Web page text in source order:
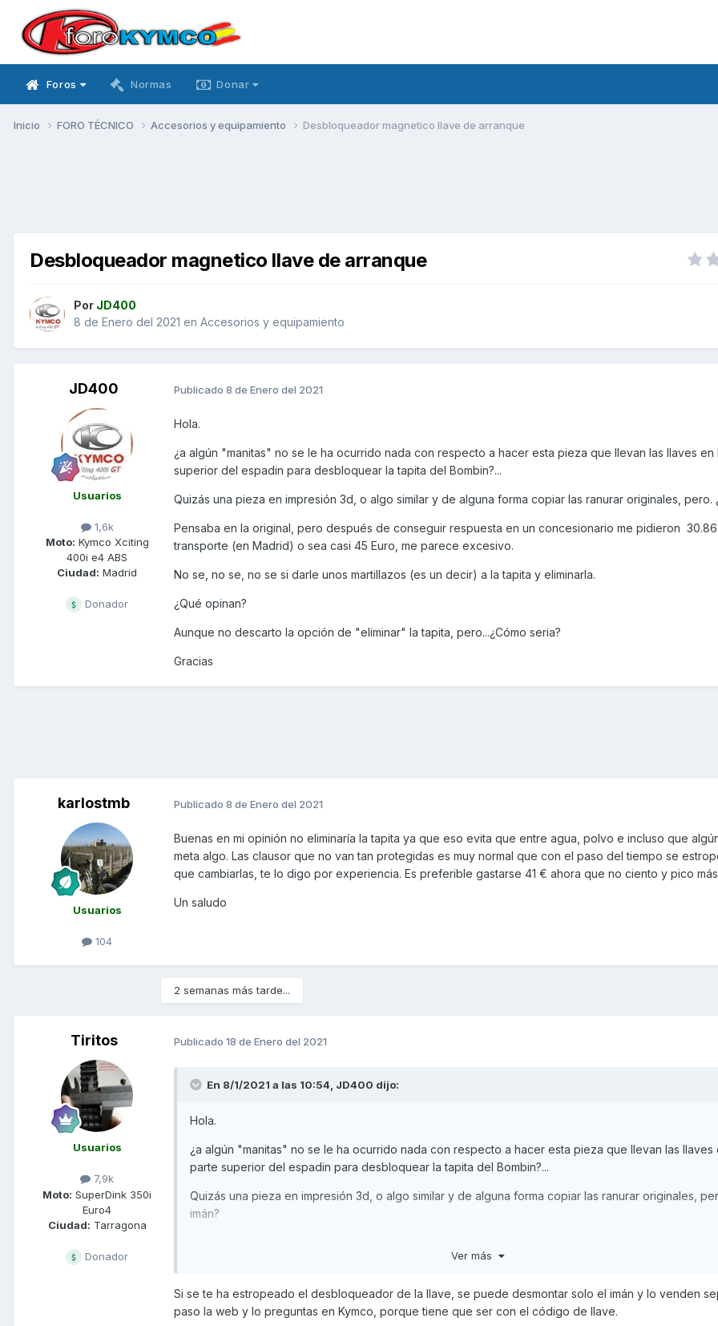
Foros Normas Donar
Inicio FORO TÉCNICO Accesorios y equipamiento Desbloqueador magnetico llave de arranque
Desbloqueador magnetico llave de arranque
Por JD400
8 de Enero del 2021 en Accesorios y equipamiento
JD400
Usuarios
1,6k
Moto: Kymco Xciting
400i e4 ABS
Ciudad: Madrid
Donador
Publicado 8 de Enero del 2021
Hola.
¿a algún "manitas" no se le ha ocurrido nada con respecto a hacer esta pieza que llevan las llaves en
superior del espadin para desbloquear la tapita del Bombin?...
Quizás una pieza en impresión 3d, o algo similar y de alguna forma copiar las ranurar originales, pero.
Pensaba en la original, pero después de conseguir respuesta en un concesionario me pidieron
transporte (en Madrid) o sea casi 45 Euro, me parece excesivo.
No se, no se, no se si darle unos martillazos (es un decir) a la tapita y eliminarla.
¿Qué opinan?
Aunque no descarto la opción de "eliminar" la tapita, pero...¿Cómo seria?
Gracias
karlostmb
Usuarios
104
Publicado 8 de Enero del 2021
Buenas en mi opinión no eliminaría la tapita ya que eso evita que entre agua, polvo e incluso que
meta algo. Las clausor que no van tan protegidas es muy normal que con el paso del tiempo se
que cambiarlas, te lo digo por experiencia. Es preferible gastarse 41 € ahora que no ciento y pico
Un saludo
2 semanas más tarde...
Tiritos
Usuarios
7,9k
Moto: SuperDink 350i
Euro4
Ciudad: Tarragona
Donador
Publicado 18 de Enero del 2021
En 8/1/2021 a las 10:54, JD400 dijo:
Hola.
¿a algún "manitas" no se le ha ocurrido nada con respecto a hacer esta pieza que llevan las llaves
parte superior del espadin para desbloquear la tapita del Bombin?...
Quizás una pieza en impresión 3d, o algo similar y de alguna forma copiar las ranurar originales,
imán?
30.86+iiva+7 transporte (en Madrid) o sea casi 45 Euro, me parece excesivo.
No se, no se, no se si darle unos martillazos (es un decir) a la tapita y eliminarla.
¿Qué opinan?
Ver más
Si se te ha estropeado el desbloqueador de la llave, se puede desmontar solo el imán y lo venden
paso la web y lo preguntas en Kymco, porque tiene que ser con el código de llave.